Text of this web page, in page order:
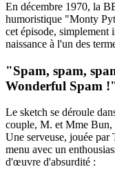
En décembre 1970, la
humoristique "Monty
cet épisode, simplement
naissance à l'un des
"Spam, spam,
Wonderful Spam
Le sketch se déroule
couple, M. et Mme Bun,
Une serveuse, jouée par
menu avec un
d'œuvre d'absurdité :